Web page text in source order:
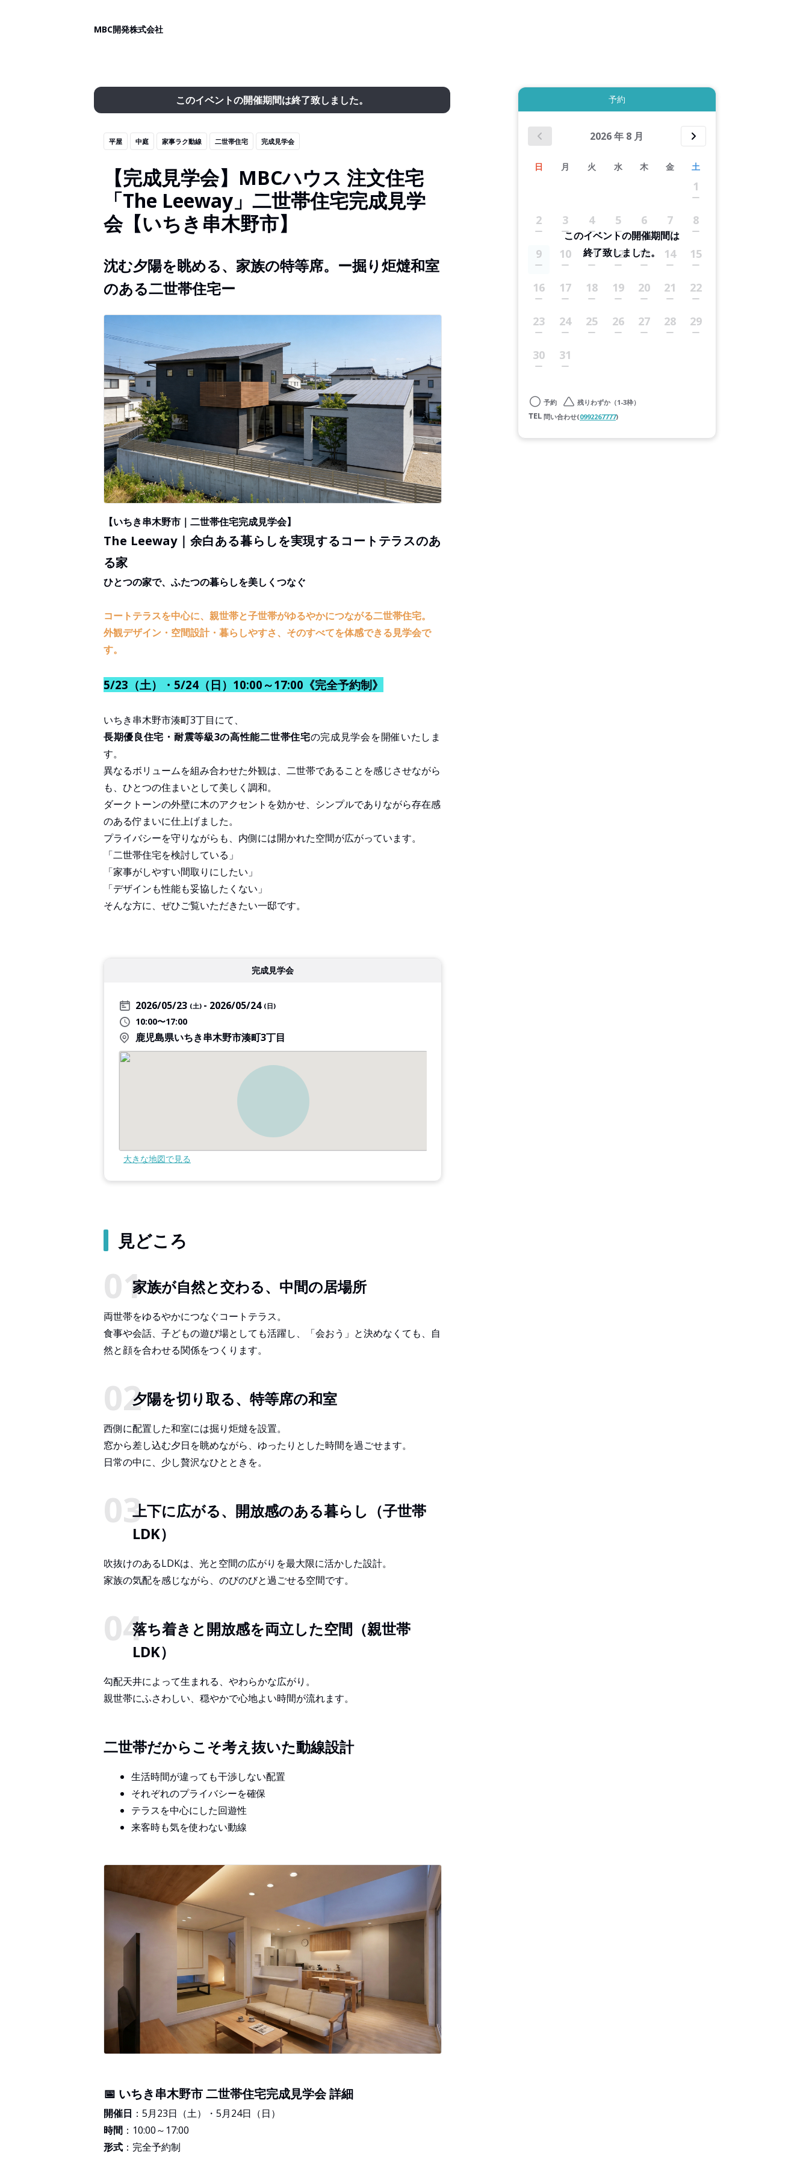
MBC開発株式会社
このイベントの開催期間は終了致しました。
平屋 中庭 家事ラク動線 二世帯住宅 完成見学会
【完成見学会】MBCハウス 注文住宅
「The Leeway」二世帯住宅完成見学
会【いちき串木野市】
沈む夕陽を眺める、家族の特等席。ー掘り炬燵和室
のある二世帯住宅ー
【いちき串木野市｜二世帯住宅完成見学会】
The Leeway｜余白ある暮らしを実現するコートテラスのあ
る家
ひとつの家で、ふたつの暮らしを美しくつなぐ
コートテラスを中心に、親世帯と子世帯がゆるやかにつながる二世帯住宅。
外観デザイン・空間設計・暮らしやすさ、そのすべてを体感できる見学会で
す。
5/23（土）・5/24（日）10:00～17:00《完全予約制》
いちき串木野市湊町3丁目にて、
長期優良住宅・耐震等級3の高性能二世帯住宅の完成見学会を開催いたしま
す。
異なるボリュームを組み合わせた外観は、二世帯であることを感じさせながら
も、ひとつの住まいとして美しく調和。
ダークトーンの外壁に木のアクセントを効かせ、シンプルでありながら存在感
のある佇まいに仕上げました。
プライバシーを守りながらも、内側には開かれた空間が広がっています。
「二世帯住宅を検討している」
「家事がしやすい間取りにしたい」
「デザインも性能も妥協したくない」
そんな方に、ぜひご覧いただきたい一邸です。
完成見学会
2026/05/23 (土) 2026/05/24 (日)
10:00〜17:00
鹿児島県いちき串木野市湊町3丁目
大きな地図で見る
見どころ
家族が自然と交わる、中間の居場所
両世帯をゆるやかにつなぐコートテラス。
食事や会話、子どもの遊び場としても活躍し、「会おう」と決めなくても、自
然と顔を合わせる関係をつくります。
夕陽を切り取る、特等席の和室
西側に配置した和室には掘り炬燵を設置。
窓から差し込む夕日を眺めながら、ゆったりとした時間を過ごせます。
日常の中に、少し贅沢なひとときを。
上下に広がる、開放感のある暮らし（子世帯
LDK）
吹抜けのあるLDKは、光と空間の広がりを最大限に活かした設計。
家族の気配を感じながら、のびのびと過ごせる空間です。
落ち着きと開放感を両立した空間（親世帯
LDK）
勾配天井によって生まれる、やわらかな広がり。
親世帯にふさわしい、穏やかで心地よい時間が流れます。
二世帯だからこそ考え抜いた動線設計
生活時間が違っても干渉しない配置
それぞれのプライバシーを確保
テラスを中心にした回遊性
来客時も気を使わない動線
📅 いちき串木野市 二世帯住宅完成見学会 詳細
開催日 ：5月23日（土）・5月24日（日）
時間 ：10:00～17:00
形式 ：完全予約制
予約
2026年 8 月
日 月 火 水 木 金 土
1
2 3 4 5 6 7 8
9 10 11 12 13 14 15
16 17 18 19 20 21 22
23 24 25 26 27 28 29
30 31
このイベントの開催期間は
終了致しました。
予約
残りわずか（1-3枠）
問い合わせ(0992267777)